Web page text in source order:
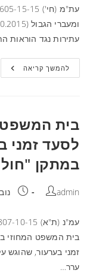
עתירות נגד הוראות
להמשך קריאה
בית המשפט
לסעד זמני
במתקן
admin
בית המשפט המחוזי
זמני בערעור, שהוגש
ערר…